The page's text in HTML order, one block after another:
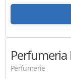
Perfumeria
Perfumerie